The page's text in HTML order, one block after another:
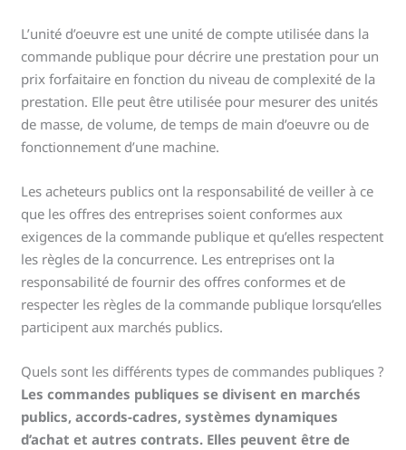
L’unité d’oeuvre est une unité de compte utilisée dans la
commande publique pour décrire une prestation pour un
prix forfaitaire en fonction du niveau de complexité de la
prestation. Elle peut être utilisée pour mesurer des unités
de masse, de volume, de temps de main d’oeuvre ou de
fonctionnement d’une machine.
Les acheteurs publics ont la responsabilité de veiller à ce
que les offres des entreprises soient conformes aux
exigences de la commande publique et qu’elles respectent
les règles de la concurrence. Les entreprises ont la
responsabilité de fournir des offres conformes et de
respecter les règles de la commande publique lorsqu’elles
participent aux marchés publics.
Quels sont les différents types de commandes publiques ?
Les commandes publiques se divisent en marchés
publics, accords-cadres, systèmes dynamiques
d’achat et autres contrats. Elles peuvent être de